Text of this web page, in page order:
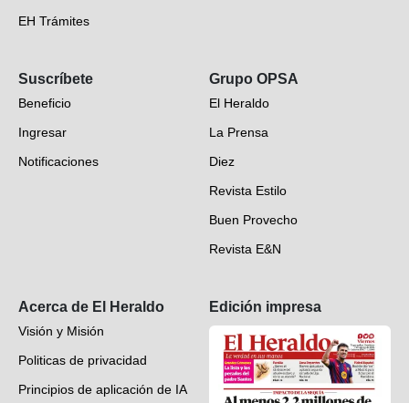
EH Trámites
EH Verifica
Fotogalerías
Deportes
Videos
Suscríbete
Beneficio
Ingresar
Notificaciones
Grupo OPSA
El Heraldo
La Prensa
Diez
Revista Estilo
Buen Provecho
Revista E&N
Acerca de El Heraldo
Visión y Misión
Politicas de privacidad
Principios de aplicación de IA
Edición impresa